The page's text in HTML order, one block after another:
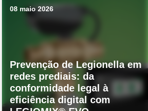
08 maio 2026
Prevenção de Legionella em
redes prediais: da
conformidade legal à
eficiência digital com